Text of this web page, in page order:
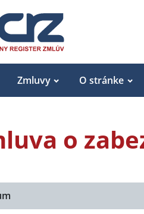
Zmluvy O stránke
o